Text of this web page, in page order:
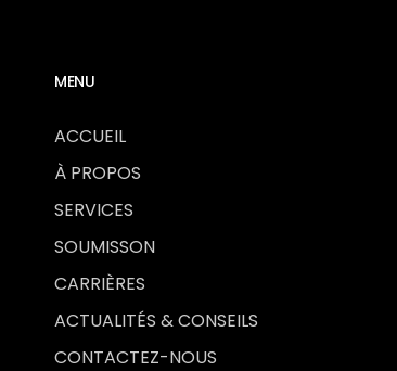
MENU
ACCUEIL
À PROPOS
SERVICES
SOUMISSON
CARRIÈRES
ACTUALITÉS & CONSEILS
CONTACTEZ-NOUS